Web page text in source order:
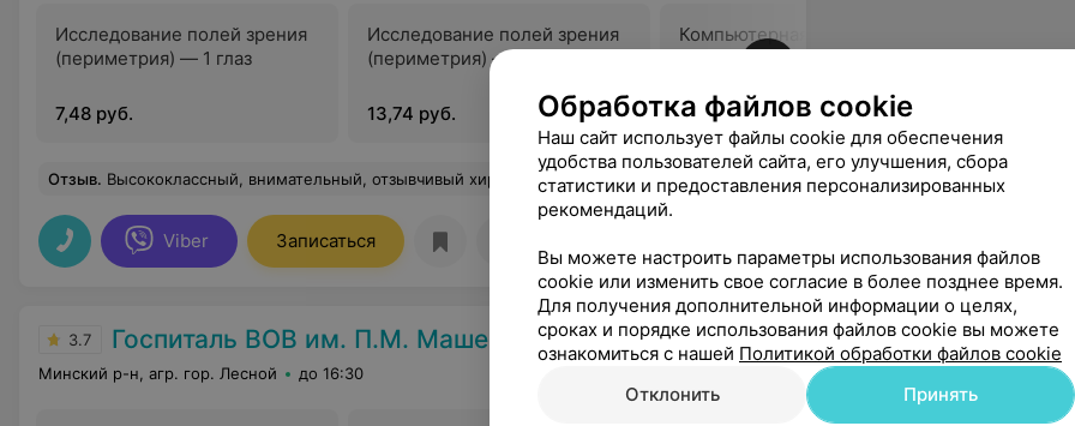
Исследование полей зрения
(периметрия) — 1 глаз
7,48 руб.
Исследование полей зрения
(периметрия) — 2 глаза
13,74 руб.
Компьютерная периметрия
21,16 руб.
Отзыв. Высококлассный, внимательный, отзывчивый хирург и замечательный человек. Оказала экстренную квалифицированную помощь, за что ей огромное СПАСИБО! Пусть хранит Господь таких людей долгие, долгие годы!!! Еще
Viber Записаться
3.7 Госпиталь ВОВ им. П.М. Машерова
Минский р-н, агр. гор. Лесной до 16:30
Обработка файлов cookie
Наш сайт использует файлы cookie для обеспечения
удобства пользователей сайта, его улучшения, сбора
статистики и предоставления персонализированных
рекомендаций.
Вы можете настроить параметры использования файлов
cookie или изменить свое согласие в более позднее время.
Для получения дополнительной информации о целях,
сроках и порядке использования файлов cookie вы можете
ознакомиться с нашей Политикой обработки файлов cookie
Отклонить
Принять